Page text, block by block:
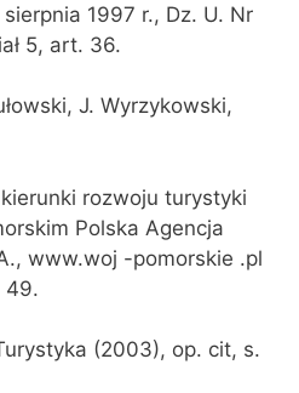
1997 r., Dz. U. Nr
5, art. 36.
J. Wyrzykowski,
rozwoju turystyki
Polska Agencja
www.woj -pomorskie .pl
49.
(2003), op. cit, s.